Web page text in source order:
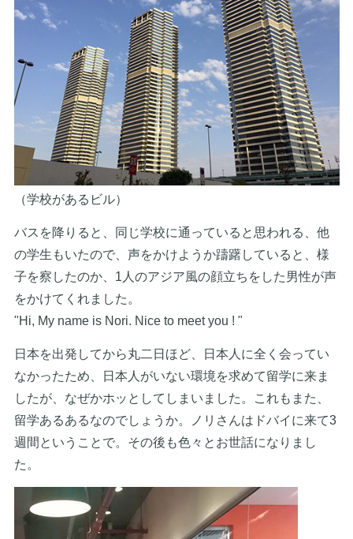
（学校があるビル）
バスを降りると、同じ学校に通っていると思われる、他
の学生もいたので、声をかけようか躊躇していると、様
子を察したのか、1人のアジア風の顔立ちをした男性が声
をかけてくれました。
"Hi, My name is Nori. Nice to meet you ! "
日本を出発してから丸二日ほど、日本人に全く会ってい
なかったため、日本人がいない環境を求めて留学に来ま
したが、なぜかホッとしてしまいました。これもまた、
留学あるあるなのでしょうか。ノリさんはドバイに来て3
週間ということで。その後も色々とお世話になりまし
た。